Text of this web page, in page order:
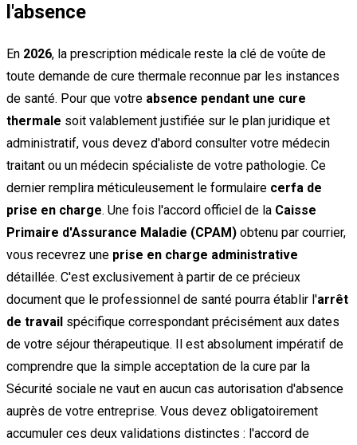
l'absence
En 2026, la prescription médicale reste la clé de voûte de
toute demande de cure thermale reconnue par les instances
de santé. Pour que votre absence pendant une cure
thermale soit valablement justifiée sur le plan juridique et
administratif, vous devez d'abord consulter votre médecin
traitant ou un médecin spécialiste de votre pathologie. Ce
dernier remplira méticuleusement le formulaire cerfa de
prise en charge. Une fois l'accord officiel de la Caisse
Primaire d'Assurance Maladie (CPAM) obtenu par courrier,
vous recevrez une prise en charge administrative
détaillée. C'est exclusivement à partir de ce précieux
document que le professionnel de santé pourra établir l'arrêt
de travail spécifique correspondant précisément aux dates
de votre séjour thérapeutique. Il est absolument impératif de
comprendre que la simple acceptation de la cure par la
Sécurité sociale ne vaut en aucun cas autorisation d'absence
auprès de votre entreprise. Vous devez obligatoirement
accumuler ces deux validations distinctes : l'accord de